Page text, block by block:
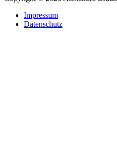
Impressum
Datenschutz